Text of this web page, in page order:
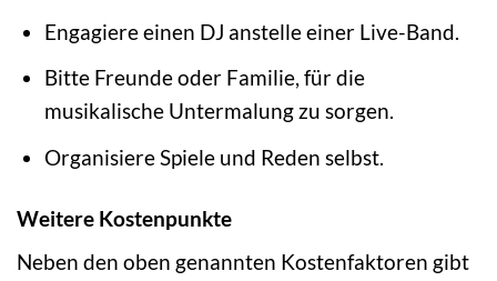
Engagiere einen DJ anstelle einer Live-Band.
Bitte Freunde oder Familie, für die
musikalische Untermalung zu sorgen.
Organisiere Spiele und Reden selbst.
Weitere Kostenpunkte
Neben den oben genannten Kostenfaktoren gibt